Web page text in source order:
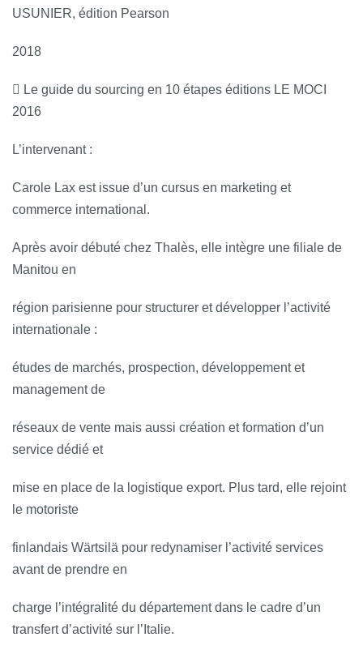
USUNIER, édition Pearson
2018
 Le guide du sourcing en 10 étapes éditions LE MOCI
2016
L’intervenant :
Carole Lax est issue d’un cursus en marketing et
commerce international.
Après avoir débuté chez Thalès, elle intègre une filiale de
Manitou en
région parisienne pour structurer et développer l’activité
internationale :
études de marchés, prospection, développement et
management de
réseaux de vente mais aussi création et formation d’un
service dédié et
mise en place de la logistique export. Plus tard, elle rejoint
le motoriste
finlandais Wärtsilä pour redynamiser l’activité services
avant de prendre en
charge l’intégralité du département dans le cadre d’un
transfert d’activité sur l’Italie.